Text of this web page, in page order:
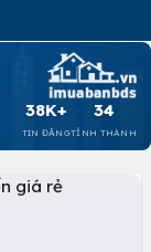
38K+
TIN ĐĂNG
34
TỈNH THÀNH